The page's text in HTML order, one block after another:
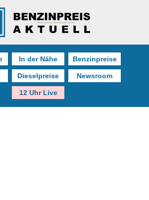
In der Nähe Benzinpreise
Dieselpreise Newsroom
12 Uhr Live